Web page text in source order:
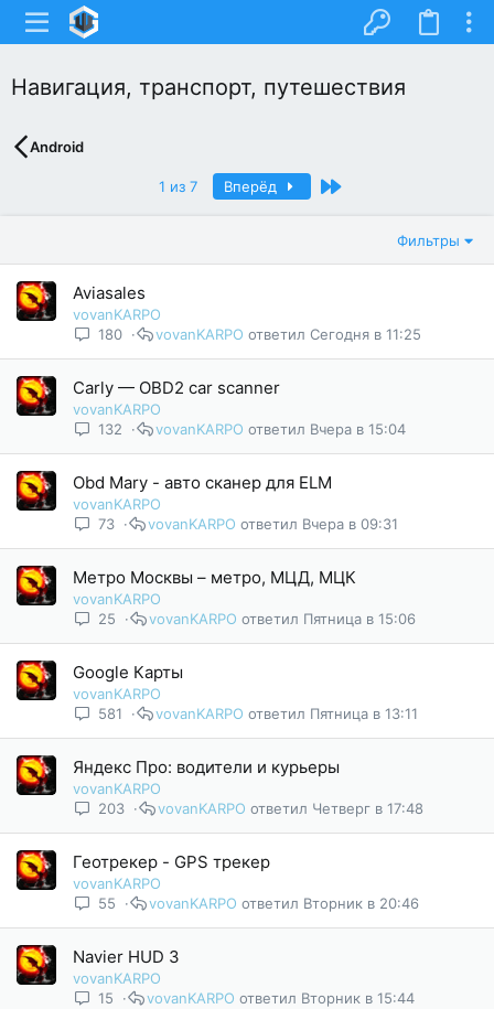
Навигация, транспорт, путешествия
Android
1 из 7 Вперёд Последний
Фильтры
Aviasales
vovanKARPO
180
Сегодня в 11:25
vovanKARPO
Carly — OBD2 car scanner
vovanKARPO
132
Вчера в 15:04
vovanKARPO
Obd Mary - авто сканер для ELM
vovanKARPO
73
Вчера в 09:31
vovanKARPO
Метро Москвы – метро, МЦД, МЦК
vovanKARPO
25
Пятница в 15:06
vovanKARPO
Google Карты
vovanKARPO
581
Пятница в 13:11
vovanKARPO
Яндекс Про: водители и курьеры
vovanKARPO
203
Четверг в 17:48
vovanKARPO
Геотрекер - GPS трекер
vovanKARPO
55
Вторник в 20:46
vovanKARPO
Navier HUD 3
vovanKARPO
15
Вторник в 15:44
vovanKARPO